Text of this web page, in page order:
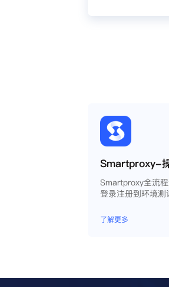
Smartproxy全流
登录注册到环境测
了解更多